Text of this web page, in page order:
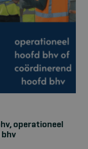
operationeel